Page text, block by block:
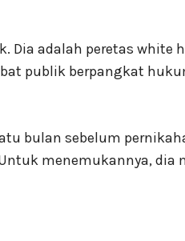
Dia adalah peretas white
publik berpangkat
bulan sebelum
menemukannya, dia